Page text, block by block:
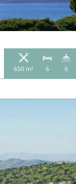
650 m² 6 6